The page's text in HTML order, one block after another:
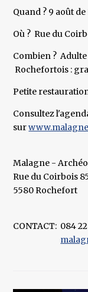
Quand ? 9 août de
Où ? Rue du
Combien ? Adulte
Rochefortois :
Petite
Consultez
sur
Malagne -
Rue du Coirbois
5580 Rochefort
CONTACT: 084 22